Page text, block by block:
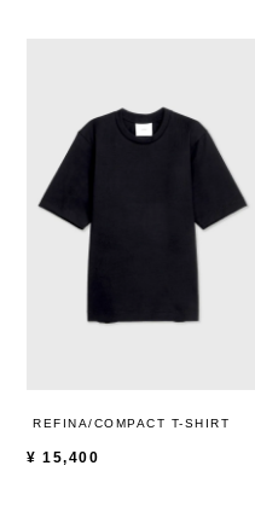
REFINA/COMPACT T-SHIRT
¥ 15,400